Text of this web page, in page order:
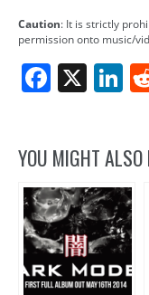
Caution: It is strictly
permission onto music/
X
YOU MIGHT ALSO